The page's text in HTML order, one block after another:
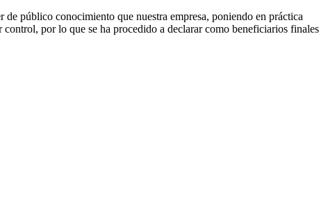
público conocimiento que nuestra empresa, poniendo en práctica
por lo que se ha procedido a declarar como beneficiarios finales